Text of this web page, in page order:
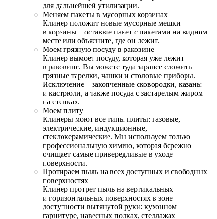
для дальнейшей утилизации.
Меняем пакеты в мусорных корзинах
Клинер положит новые мусорные мешки
в корзины – оставьте пакет с пакетами на видном
месте или объясните, где он лежит.
Моем грязную посуду в раковине
Клинер вымоет посуду, которая уже лежит
в раковине. Вы можете туда заранее сложить
грязные тарелки, чашки и столовые приборы.
Исключение – закопченные сковородки, казаны
и кастрюли, а также посуда с застарелым жиром
на стенках.
Моем плиту
Клинеры моют все типы плиты: газовые,
электрические, индукционные,
стеклокерамические. Мы используем только
профессиональную химию, которая бережно
очищает самые привередливые в уходе
поверхности.
Протираем пыль на всех доступных и свободных
поверхностях
Клинер протрет пыль на вертикальных
и горизонтальных поверхностях в зоне
доступности вытянутой руки: кухонном
гарнитуре, навесных полках, стеллажах